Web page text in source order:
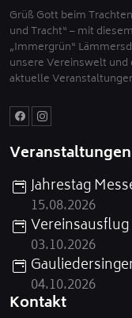
Grüß Gott beim
und Tracht“ – mit
„Immergrün“
unsere Vereinswelt
aktuelle
Veranstaltungen
Jahrestag
15.08.2026
Vereinsausflug
03.10.2026
04.10.2026
Kontakt